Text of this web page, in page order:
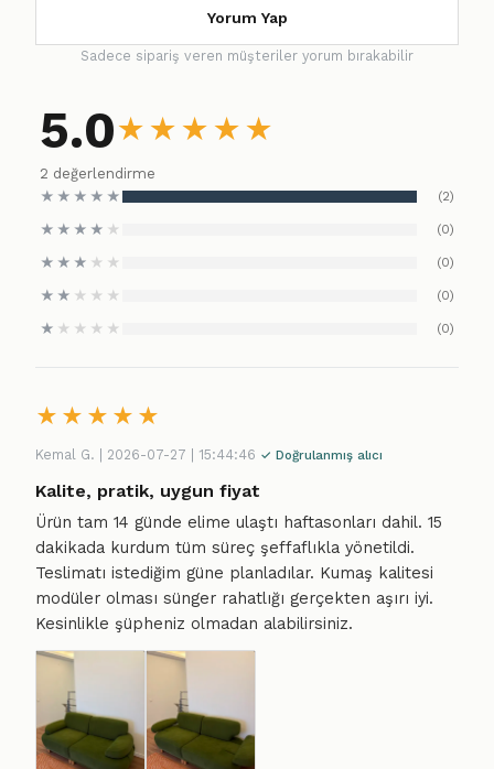
Yorum Yap
Sadece sipariş veren müşteriler yorum bırakabilir
5.0★ ★ ★ ★ ★
2 değerlendirme
★ ★ ★ ★ ★ (2)
★ ★ ★ ★ ★ (0)
★ ★ ★ ★ ★ (0)
★ ★ ★ ★ ★ (0)
★ ★ ★ ★ ★ (0)
★ ★ ★ ★ ★
Kemal G. | 2026-07-27 | 15:44:46 ✓ Doğrulanmış alıcı
Kalite, pratik, uygun fiyat
Ürün tam 14 günde elime ulaştı haftasonları dahil. 15
dakikada kurdum tüm süreç şeffaflıkla yönetildi.
Teslimatı istediğim güne planladılar. Kumaş kalitesi
modüler olması sünger rahatlığı gerçekten aşırı iyi.
Kesinlikle şüpheniz olmadan alabilirsiniz.